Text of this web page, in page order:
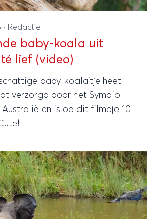
· Redactie
baby-koala uit
lief (video)
baby-koala'tje heet
verzorgd door het Symbio
en is op dit filmpje 10